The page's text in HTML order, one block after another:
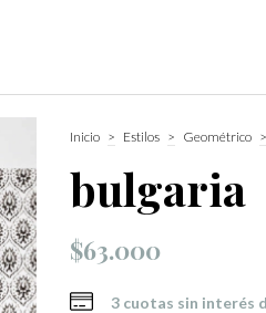
Inicio > Estilos > Geométrico >
bulgaria
$63.000
3 cuotas sin interés